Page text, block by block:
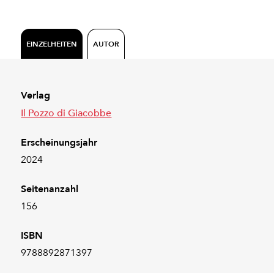
EINZELHEITEN AUTOR
Verlag
Il Pozzo di Giacobbe
Erscheinungsjahr
2024
Seitenanzahl
156
ISBN
9788892871397